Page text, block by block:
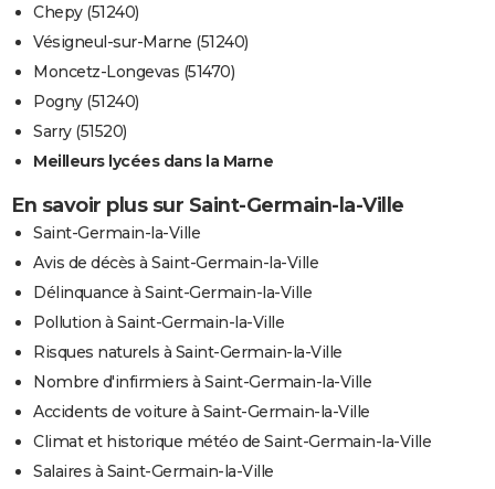
Chepy (51240)
Vésigneul-sur-Marne (51240)
Moncetz-Longevas (51470)
Pogny (51240)
Sarry (51520)
Meilleurs lycées dans la Marne
En savoir plus sur Saint-Germain-la-Ville
Saint-Germain-la-Ville
Avis de décès à Saint-Germain-la-Ville
Délinquance à Saint-Germain-la-Ville
Pollution à Saint-Germain-la-Ville
Risques naturels à Saint-Germain-la-Ville
Nombre d'infirmiers à Saint-Germain-la-Ville
Accidents de voiture à Saint-Germain-la-Ville
Climat et historique météo de Saint-Germain-la-Ville
Salaires à Saint-Germain-la-Ville